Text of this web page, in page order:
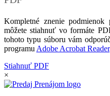
Kompletné znenie
môžete stiahnuť vo formáte
tohoto typu súboru vám
programu Adobe Acrobat Reader
Stiahnuť PDF
×